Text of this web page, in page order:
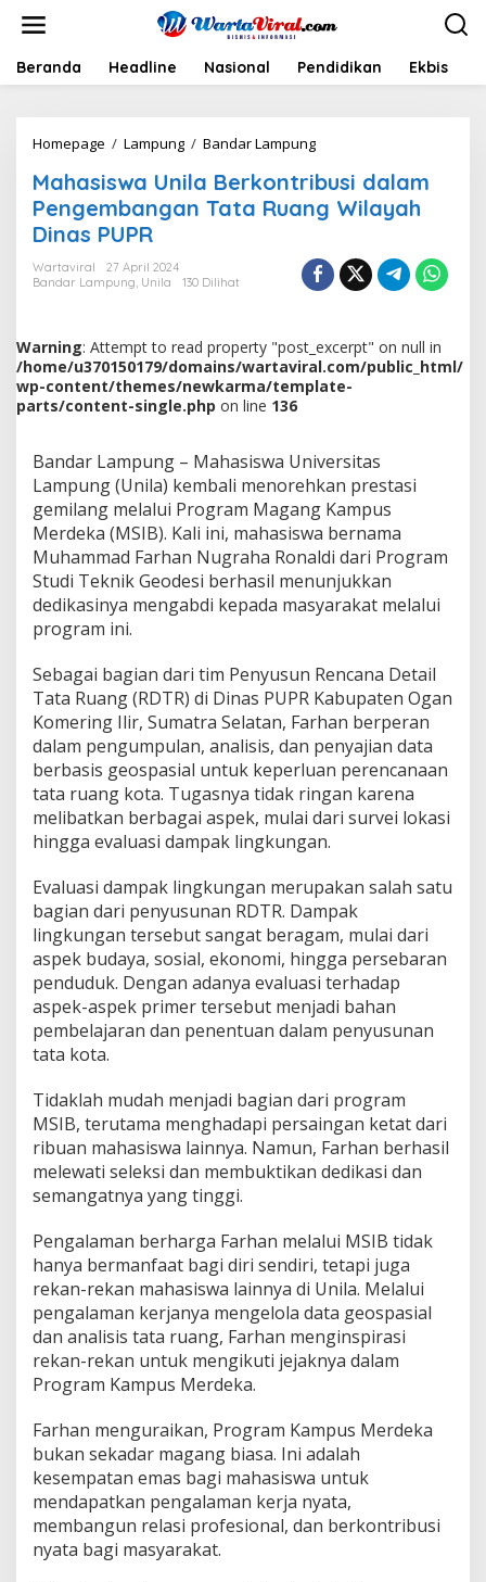
t
Beranda Headline Nasional Pendidikan Ekbis
Homepage / Lampung / Bandar Lampung
h
a
s
s
w
i
l
a
r
k
o
n
t
r
i
b
u
d
a
l
a
m
P
e
n
g
e
b
a
g
a
n
T
a
t
u
a
n
g
W
a
y
a
h
D
i
n
U
P
R
Mahasiswa Unila Berkontribusi dalam
Pengembangan Tata Ruang Wilayah
Dinas PUPR
Wartaviral
27 April 2024
Bandar Lampung, Unila 130 Dilihat
Warning: Attempt to read property "post_excerpt" on null in
/home/u370150179/domains/wartaviral.com/public_html/
wp-content/themes/newkarma/template-
parts/content-single.php on line 136
Bandar Lampung – Mahasiswa Universitas
Lampung (Unila) kembali menorehkan prestasi
gemilang melalui Program Magang Kampus
Merdeka (MSIB). Kali ini, mahasiswa bernama
Muhammad Farhan Nugraha Ronaldi dari Program
Studi Teknik Geodesi berhasil menunjukkan
dedikasinya mengabdi kepada masyarakat melalui
program ini.
Sebagai bagian dari tim Penyusun Rencana Detail
Tata Ruang (RDTR) di Dinas PUPR Kabupaten Ogan
Komering Ilir, Sumatra Selatan, Farhan berperan
dalam pengumpulan, analisis, dan penyajian data
berbasis geospasial untuk keperluan perencanaan
tata ruang kota. Tugasnya tidak ringan karena
melibatkan berbagai aspek, mulai dari survei lokasi
hingga evaluasi dampak lingkungan.
Evaluasi dampak lingkungan merupakan salah satu
bagian dari penyusunan RDTR. Dampak
lingkungan tersebut sangat beragam, mulai dari
aspek budaya, sosial, ekonomi, hingga persebaran
penduduk. Dengan adanya evaluasi terhadap
aspek-aspek primer tersebut menjadi bahan
pembelajaran dan penentuan dalam penyusunan
tata kota.
Tidaklah mudah menjadi bagian dari program
MSIB, terutama menghadapi persaingan ketat dari
ribuan mahasiswa lainnya. Namun, Farhan berhasil
melewati seleksi dan membuktikan dedikasi dan
semangatnya yang tinggi.
Pengalaman berharga Farhan melalui MSIB tidak
hanya bermanfaat bagi diri sendiri, tetapi juga
rekan-rekan mahasiswa lainnya di Unila. Melalui
pengalaman kerjanya mengelola data geospasial
dan analisis tata ruang, Farhan menginspirasi
rekan-rekan untuk mengikuti jejaknya dalam
Program Kampus Merdeka.
Farhan menguraikan, Program Kampus Merdeka
bukan sekadar magang biasa. Ini adalah
kesempatan emas bagi mahasiswa untuk
mendapatkan pengalaman kerja nyata,
membangun relasi profesional, dan berkontribusi
nyata bagi masyarakat.